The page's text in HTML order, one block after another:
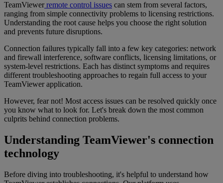
TeamViewerremote control issues can stem from several factors,
ranging from simple connectivity problems to licensing restrictions.
Understanding the root cause helps you choose the right solution
and prevents future disruptions.
Connection failures typically fall into a few key categories: network
and firewall interference, software conflicts, licensing limitations, or
system-level restrictions. Each has distinct symptoms and requires
different troubleshooting approaches to regain full access to your
TeamViewer application.
However, fear not! Most access issues can be resolved quickly once
you know what to look for. Let's break down the most common
culprits behind connection problems.
Understanding TeamViewer's connection
technology
Before diving into troubleshooting, it's helpful to understand how